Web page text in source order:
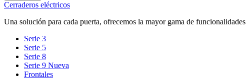
Cerraderos eléctricos
Una solución para cada puerta, ofrecemos la mayor gama de funcionalidades
Serie 3
Serie 5
Serie 8
Serie 9 Nueva
Frontales